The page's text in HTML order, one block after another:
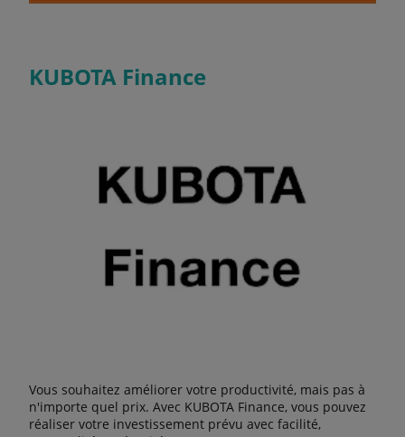
KUBOTA Finance
Vous souhaitez améliorer votre productivité, mais pas à
n'importe quel prix. Avec KUBOTA Finance, vous pouvez
réaliser votre investissement prévu avec facilité,